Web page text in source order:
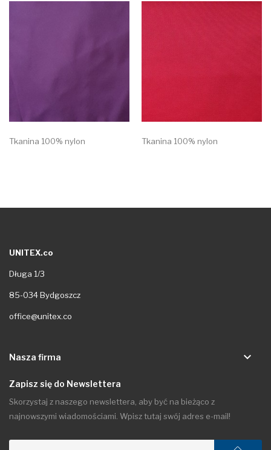
Tkanina 100% nylon Tkanina 100% nylon
UNITEX.co
Długa 1/3
85-034 Bydgoszcz
office@unitex.co
Nasza firma keyboard_arrow_down
Zapisz się do Newslettera
Skorzystaj z naszego newslettera, aby być na bieżąco z
najnowszymi wiadomościami. Wpisz tutaj swój adres e-mail!